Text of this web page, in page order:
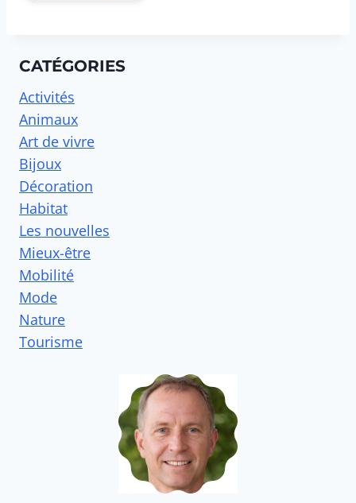
CATÉGORIES
Activités
Animaux
Art de vivre
Bijoux
Décoration
Habitat
Les nouvelles
Mieux-être
Mobilité
Mode
Nature
Tourisme